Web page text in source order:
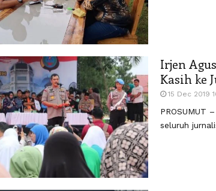
Irjen
Kasih ke
15 Dec 2019
PROSUMUT
seluruh